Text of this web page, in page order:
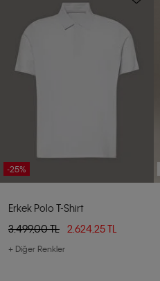
-25%
Erkek Polo T-Shirt
3.499,00 TL
2.624,25 TL
+ Diğer Renkler